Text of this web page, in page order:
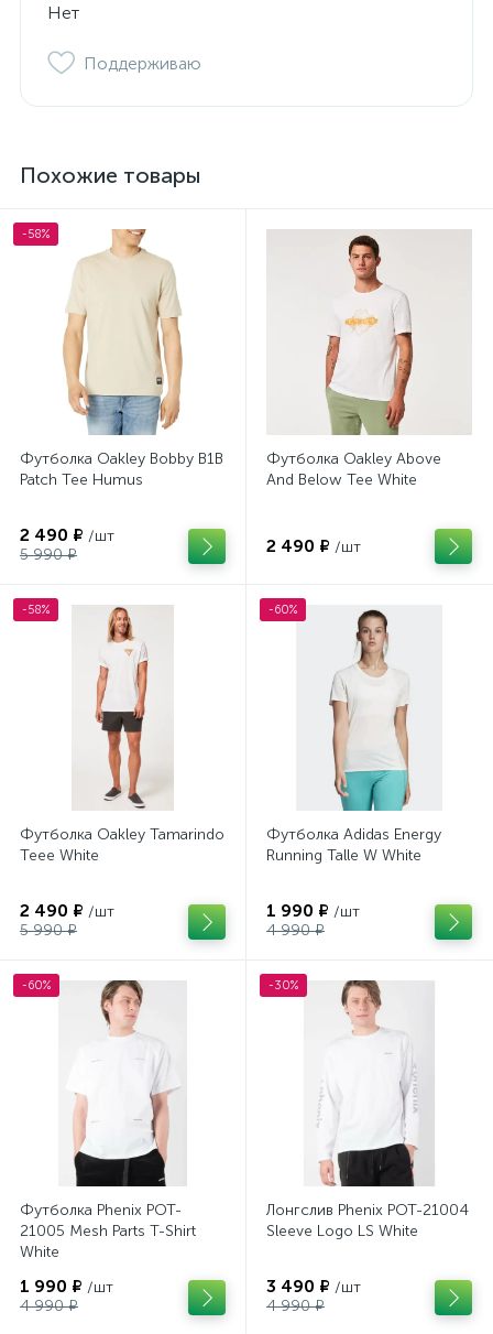
Нет
Поддерживаю
Похожие товары
-58%
Футболка Oakley Bobby B1B
Patch Tee Humus
2 490 ₽ /шт
5 990 ₽
Футболка Oakley Above
And Below Tee White
2 490 ₽ /шт
-58%
Футболка Oakley Tamarindo
Teee White
2 490 ₽ /шт
5 990 ₽
-60%
Футболка Adidas Energy
Running Talle W White
1 990 ₽ /шт
4 990 ₽
-60%
Футболка Phenix POT-
21005 Mesh Parts T-Shirt
White
1 990 ₽ /шт
4 990 ₽
-30%
Лонгслив Phenix POT-21004
Sleeve Logo LS White
3 490 ₽ /шт
4 990 ₽